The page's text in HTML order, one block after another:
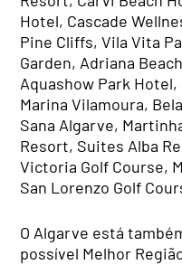
Hotel, Cascade
Pine Cliffs, Vila Vita
Garden, Adriana
Aquashow Park
Marina Vilamoura,
Sana Algarve,
Resort, Suites Alba
Victoria Golf Course,
San Lorenzo Golf
O Algarve está
possível Melhor